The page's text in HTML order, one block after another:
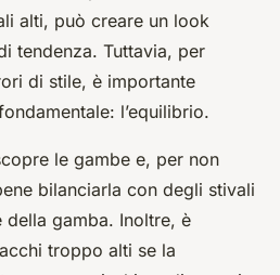
alti, può creare un look
tendenza. Tuttavia, per
di stile, è importante
l’equilibrio.
le gambe e, per non
bilanciarla con degli stivali
gamba. Inoltre, è
troppo alti se la